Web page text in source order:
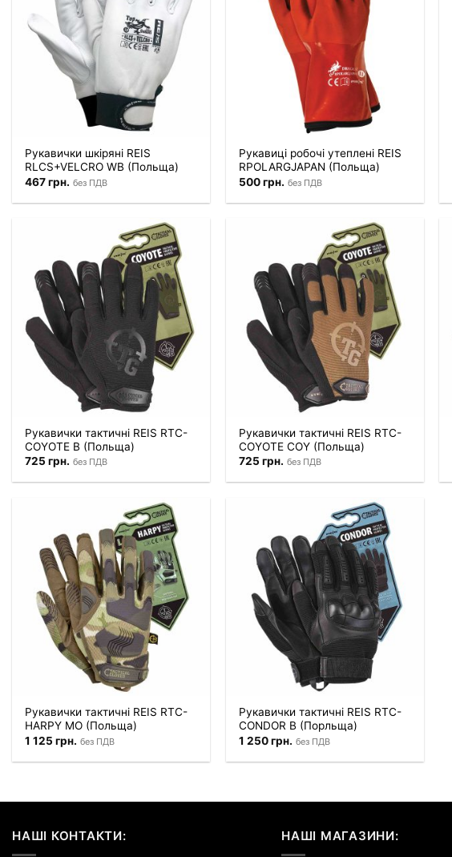
Рукавички шкіряні REIS
RLCS+VELCRO WB (Польща)
467грн. без ПДВ
Рукавиці робочі утеплені REIS
RPOLARGJAPAN (Польща)
500грн. без ПДВ
Рукавички тактичні REIS RTC-
COYOTE B (Польща)
725грн. без ПДВ
Рукавички тактичні REIS RTC-
COYOTE COY (Польща)
725 грн. без ПДВ
Рукавички тактичні REIS RTC-
HARPY MO (Польща)
1 125грн. без ПДВ
Рукавички тактичні REIS RTC-
CONDOR B (Порльща)
1 250грн. без ПДВ
НАШІ КОНТАКТИ: НАШІ МАГАЗИНИ: